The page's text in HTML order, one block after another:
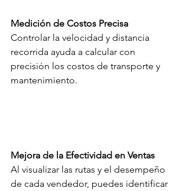
Medición de Costos Precisa
Controlar la velocidad y distancia
recorrida ayuda a calcular con
precisión los costos de transporte y
mantenimiento.
Mejora de la Efectividad en Ventas
Al visualizar las rutas y el desempeño
de cada vendedor, puedes identificar